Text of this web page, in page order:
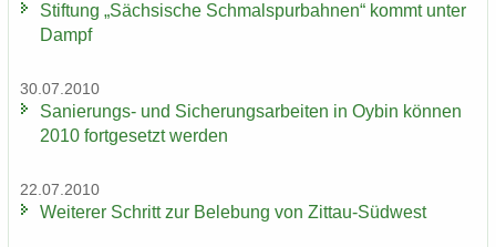
Stif­tung „Säch­si­sche Schmal­spur­bah­nen“ kommt unter
Dampf
30.07.2010
Sanierungs-​ und Si­che­rungs­ar­bei­ten in Oybin kön­nen
2010 fort­ge­setzt wer­den
22.07.2010
Wei­te­rer Schritt zur Be­le­bung von Zittau-​Südwest